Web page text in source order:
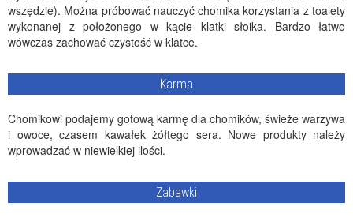
wszędzie). Można próbować nauczyć chomika korzystania z toalety
wykonanej z położonego w kącie klatki słoika. Bardzo łatwo
wówczas zachować czystość w klatce.
Karma
Chomikowi podajemy gotową karmę dla chomików, świeże warzywa
i owoce, czasem kawałek żółtego sera. Nowe produkty należy
wprowadzać w niewielkiej ilości.
Zabawki